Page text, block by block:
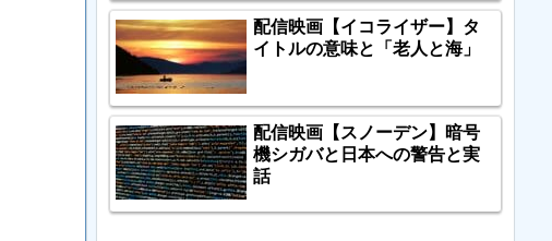
配信映画【イコライザー】タ
イトルの意味と「老人と海」
配信映画【スノーデン】暗号
機シガバと日本への警告と実
話